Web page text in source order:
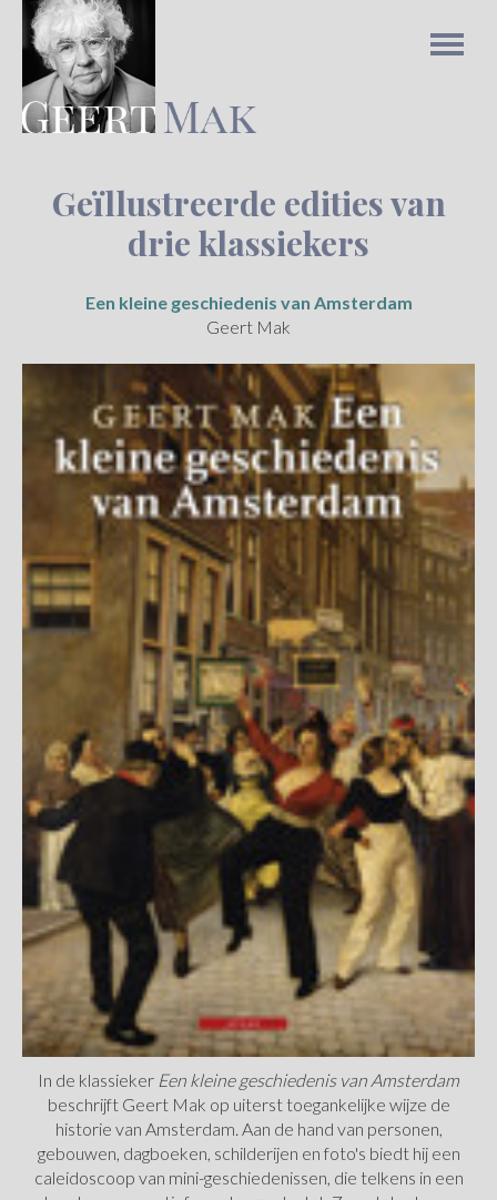
Geïllustreerde edities van
drie klassiekers
Een kleine geschiedenis van Amsterdam
Geert Mak
In de klassieker Een kleine geschiedenis van Amsterdam
beschrijft Geert Mak op uiterst toegankelijke wijze de
historie van Amsterdam. Aan de hand van personen,
gebouwen, dagboeken, schilderijen en foto's biedt hij een
caleidoscoop van mini-geschiedenissen, die telkens in een